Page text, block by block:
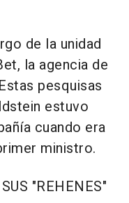
de la unidad
la agencia de
pesquisas
estuvo
cuando era
ministro.
"REHENES"